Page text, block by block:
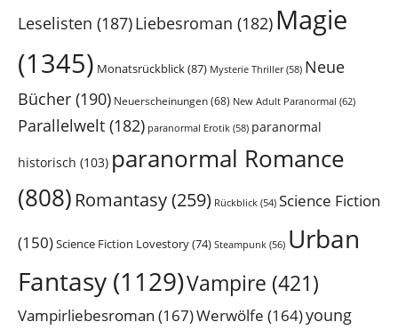
Leselisten (187)Liebesroman (182) Magie
(1345) Monatsrückblick(87) Mysterie Thriller(58) Neue
Bücher (190) Neuerscheinungen(68) New Adult Paranormal (62)
Parallelwelt (182) paranormal Erotik (58) paranormal
historisch (103) paranormal Romance
(808) Romantasy(259) Rückblick (54) Science Fiction
(150)Science Fiction Lovestory(74) Steampunk (56) Urban
Fantasy (1129)Vampire (421)
Vampirliebesroman (167)Werwölfe (164)young